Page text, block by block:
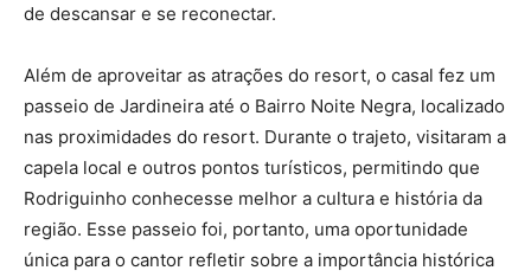
de descansar e se reconectar.
Além de aproveitar as atrações do resort, o casal fez um
passeio de Jardineira até o Bairro Noite Negra, localizado
nas proximidades do resort. Durante o trajeto, visitaram a
capela local e outros pontos turísticos, permitindo que
Rodriguinho conhecesse melhor a cultura e história da
região. Esse passeio foi, portanto, uma oportunidade
única para o cantor refletir sobre a importância histórica